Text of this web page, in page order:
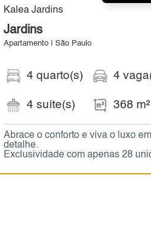
Kalea Jardins
Jardins
Apartamento | São Paulo
4 quarto(s)
4 suíte(s)
4
368 m²
Abrace o conforto e viva o luxo
detalhe.
Exclusividade com apenas 28